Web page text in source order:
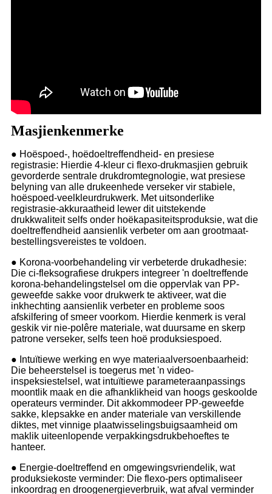
Masjienkenmerke
● Hoëspoed-, hoëdoeltreffendheid- en presiese
registrasie: Hierdie 4-kleur ci flexo-drukmasjien gebruik
gevorderde sentrale drukdromtegnologie, wat presiese
belyning van alle drukeenhede verseker vir stabiele,
hoëspoed-veelkleurdrukwerk. Met uitsonderlike
registrasie-akkuraatheid lewer dit uitstekende
drukkwaliteit selfs onder hoëkapasiteitsproduksie, wat die
doeltreffendheid aansienlik verbeter om aan grootmaat-
bestellingsvereistes te voldoen.
● Korona-voorbehandeling vir verbeterde drukadhesie:
Die ci-fleksografiese drukpers integreer 'n doeltreffende
korona-behandelingstelsel om die oppervlak van PP-
geweefde sakke voor drukwerk te aktiveer, wat die
inkhechting aansienlik verbeter en probleme soos
afskilfering of smeer voorkom. Hierdie kenmerk is veral
geskik vir nie-polêre materiale, wat duursame en skerp
patrone verseker, selfs teen hoë produksiespoed.
● Intuïtiewe werking en wye materiaalversoenbaarheid:
Die beheerstelsel is toegerus met 'n video-
inspeksiestelsel, wat intuïtiewe parameteraanpassings
moontlik maak en die afhanklikheid van hoogs geskoolde
operateurs verminder. Dit akkommodeer PP-geweefde
sakke, klepsakke en ander materiale van verskillende
diktes, met vinnige plaatwisselingsbuigsaamheid om
maklik uiteenlopende verpakkingsdrukbehoeftes te
hanteer.
● Energie-doeltreffend en omgewingsvriendelik, wat
produksiekoste verminder: Die flexo-pers optimaliseer
inkoordrag en droogenergieverbruik, wat afval verminder